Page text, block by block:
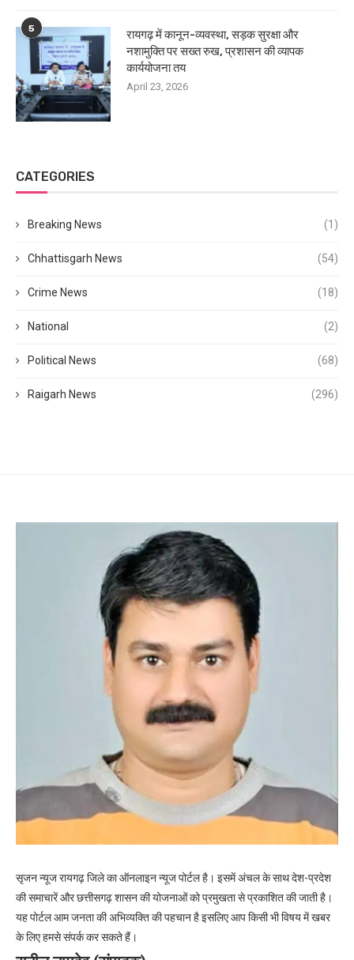
5
रायगढ़ में कानून-व्यवस्था, सड़क सुरक्षा और
नशामुक्ति पर सख्त रुख, प्रशासन की व्यापक
कार्ययोजना तय
April 23, 2026
CATEGORIES
Breaking News (1)
Chhattisgarh News (54)
Crime News (18)
National (2)
Political News (68)
Raigarh News (296)
सृजन न्यूज रायगढ़ जिले का ऑनलाइन न्यूज पोर्टल है। इसमें अंचल के साथ देश-प्रदेश
की समाचारें और छत्तीसगढ़ शासन की योजनाओं को प्रमुखता से प्रकाशित की जाती है।
यह पोर्टल आम जनता की अभिव्यक्ति की पहचान है इसलिए आप किसी भी विषय में खबर
के लिए हमसे संपर्क कर सकते हैं।